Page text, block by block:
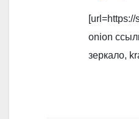
[url=https://
onion
зеркало,